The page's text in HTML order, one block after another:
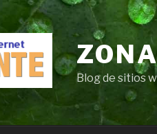
Blog de sitios